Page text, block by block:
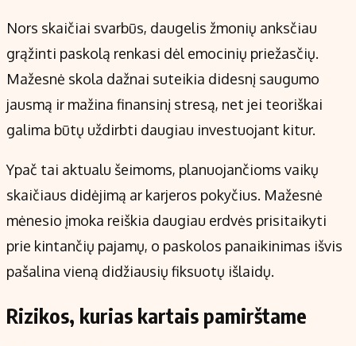
Nors skaičiai svarbūs, daugelis žmonių anksčiau
grąžinti paskolą renkasi dėl emocinių priežasčių.
Mažesnė skola dažnai suteikia didesnį saugumo
jausmą ir mažina finansinį stresą, net jei teoriškai
galima būtų uždirbti daugiau investuojant kitur.
Ypač tai aktualu šeimoms, planuojančioms vaikų
skaičiaus didėjimą ar karjeros pokyčius. Mažesnė
mėnesio įmoka reiškia daugiau erdvės prisitaikyti
prie kintančių pajamų, o paskolos panaikinimas išvis
pašalina vieną didžiausių fiksuotų išlaidų.
Rizikos, kurias kartais pamirštame